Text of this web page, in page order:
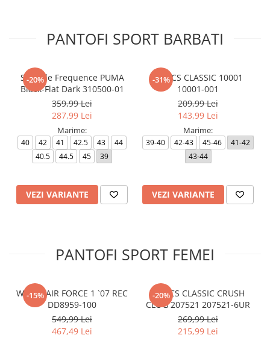
PANTOFI SPORT BARBATI
-20%
Softride Frequence PUMA
Black-Flat Dark 310500-01
359,99 Lei
287,99 Lei
Marime:
40 42 41 42.5 43
44
40.5
44.5 45 39
VEZI VARIANTE
-31%
CROCS CLASSIC 10001
10001-001
209,99 Lei
143,99 Lei
Marime:
39-40 42-43 45-46
41-42
43-44
VEZI VARIANTE
PANTOFI SPORT FEMEI
-15%
WMNS AIR FORCE 1 `07 REC
DD8959-100
549,99 Lei
467,49 Lei
-20%
CROCS CLASSIC CRUSH
CLOG 207521 207521-6UR
269,99 Lei
215,99 Lei